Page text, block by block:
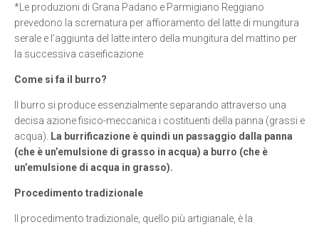
*Le produzioni di Grana Padano e Parmigiano Reggiano
prevedono la scrematura per affioramento del latte di mungitura
serale e l’aggiunta del latte intero della mungitura del mattino per
la successiva caseificazione
Come si fa il burro?
Il burro si produce essenzialmente separando attraverso una
decisa azione fisico-meccanica i costituenti della panna (grassi e
acqua).
La burrificazione è quindi un passaggio dalla panna
(che è un’emulsione di grasso in acqua) a burro (che è
un’emulsione di acqua in grasso).
Procedimento tradizionale
Il procedimento tradizionale, quello più artigianale, è la